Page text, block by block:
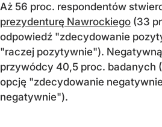
Aż 56 proc. respondentów
prezydenturę Nawrockiego (33
odpowiedź "zdecydowanie
"raczej pozytywnie").
przywódcy 40,5 proc. badanych
opcję "zdecydowanie
negatywnie").